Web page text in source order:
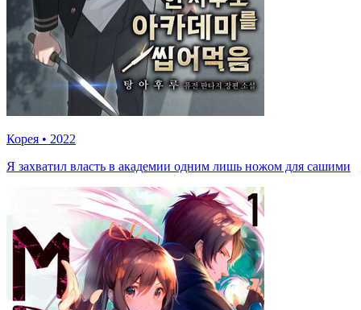
Корея • 2022
Я захватил власть в академии одним лишь ножом для сашими